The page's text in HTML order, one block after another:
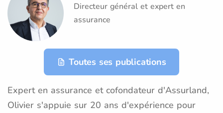
Directeur général et expert en
assurance
Toutes ses publications
Expert en assurance et cofondateur d'Assurland,
Olivier s'appuie sur 20 ans d'expérience pour